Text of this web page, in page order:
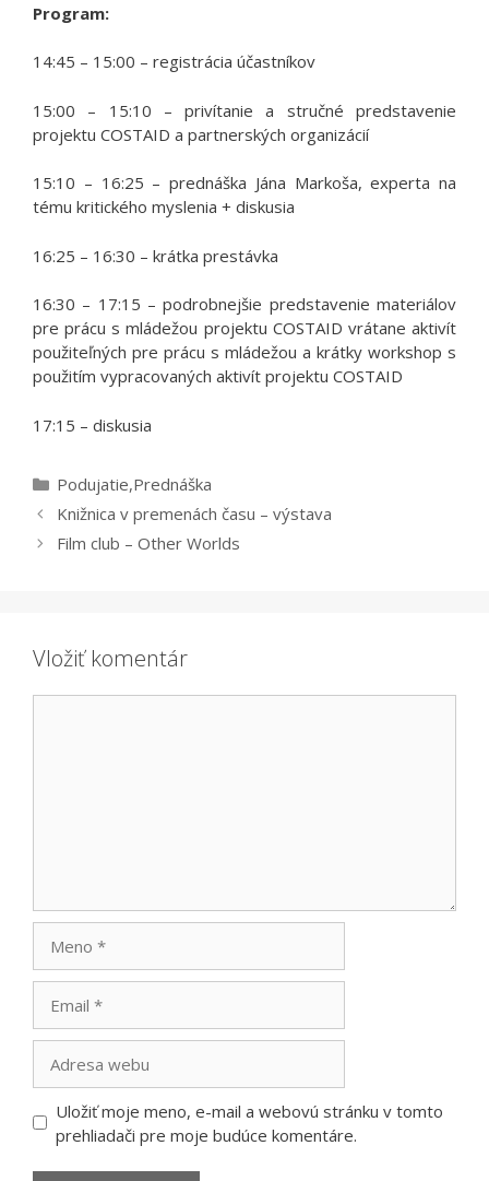
Program:
14:45 – 15:00 – registrácia účastníkov
15:00 – 15:10 – privítanie a stručné predstavenie
projektu COSTAID a partnerských organizácií
15:10 – 16:25 – prednáška Jána Markoša, experta na
tému kritického myslenia + diskusia
16:25 – 16:30 – krátka prestávka
16:30 – 17:15 – podrobnejšie predstavenie materiálov
pre prácu s mládežou projektu COSTAID vrátane aktivít
použiteľných pre prácu s mládežou a krátky workshop s
použitím vypracovaných aktivít projektu COSTAID
17:15 – diskusia
Kategórie
Podujatie,Prednáška
Knižnica v premenách času – výstava
Film club – Other Worlds
Vložiť komentár
webu
Uložiť moje meno, e-mail a webovú stránku v tomto
prehliadači pre moje budúce komentáre.